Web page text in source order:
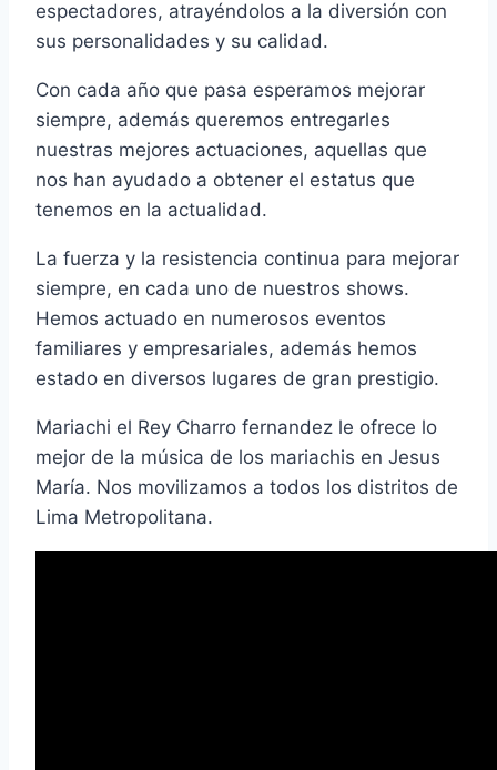
espectadores, atrayéndolos a la diversión con
sus personalidades y su calidad.
Con cada año que pasa esperamos mejorar
siempre, además queremos entregarles
nuestras mejores actuaciones, aquellas que
nos han ayudado a obtener el estatus que
tenemos en la actualidad.
La fuerza y la resistencia continua para mejorar
siempre, en cada uno de nuestros shows.
Hemos actuado en numerosos eventos
familiares y empresariales, además hemos
estado en diversos lugares de gran prestigio.
Mariachi el Rey Charro fernandez le ofrece lo
mejor de la música de los mariachis en Jesus
María. Nos movilizamos a todos los distritos de
Lima Metropolitana.